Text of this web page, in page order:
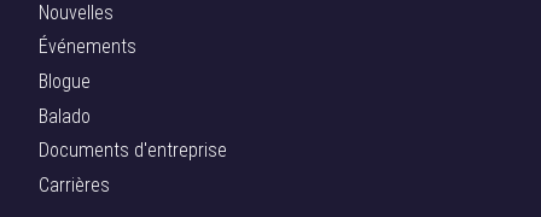
Nouvelles
Événements
Blogue
Balado
Documents d'entreprise
Carrières